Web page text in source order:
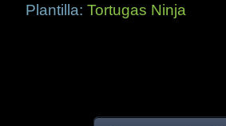
Plantilla:Tortugas Ninja